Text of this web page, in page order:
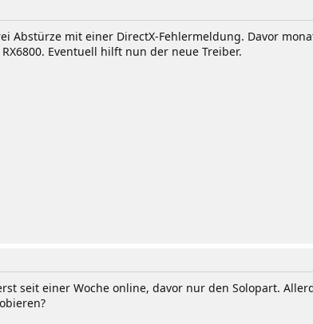
Abstürze mit einer DirectX-Fehlermeldung. Davor
Eventuell hilft nun der neue Treiber.
seit einer Woche online, davor nur den Solopart.